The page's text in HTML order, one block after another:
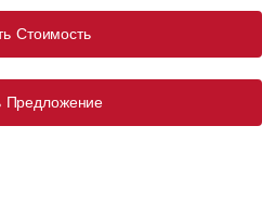
Стоимость
Предложение